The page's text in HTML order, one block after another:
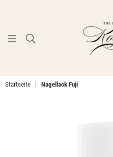
Startseite | Nagellack Fuji